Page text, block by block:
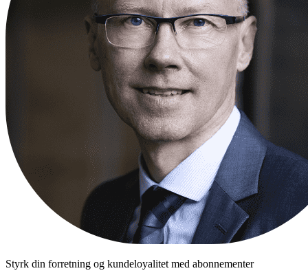
Styrk din forretning og kundeloyalitet med abonnementer